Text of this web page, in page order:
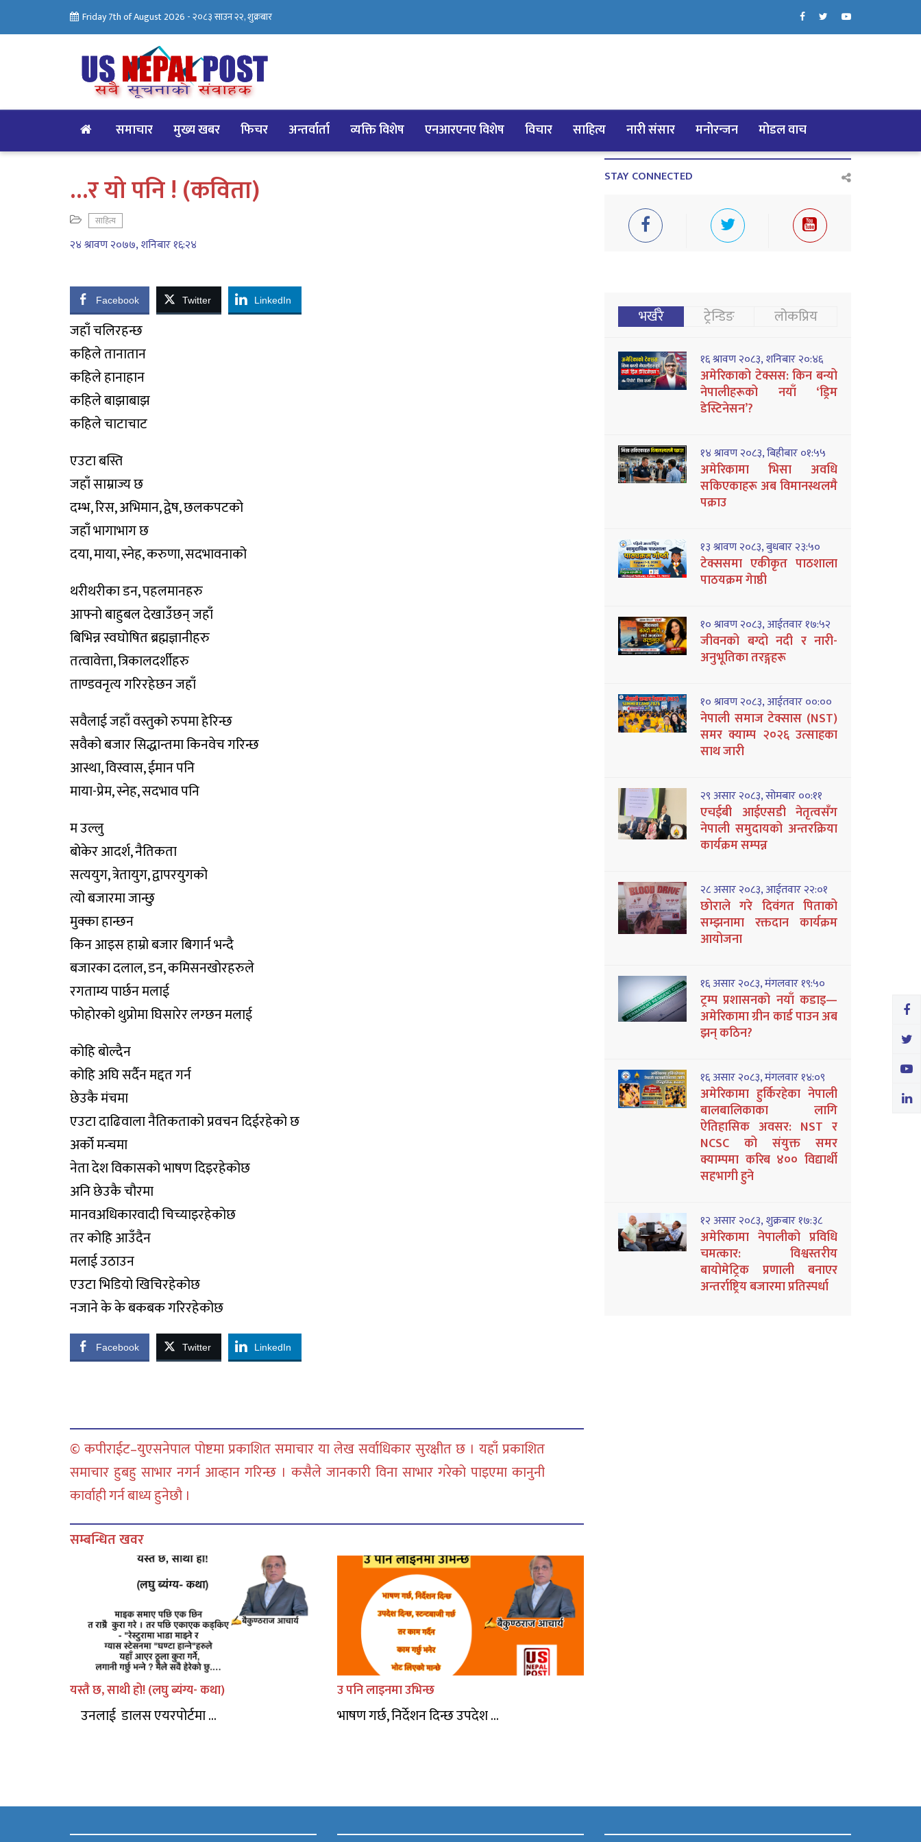
Friday 7th of August 2026 -२०८३ साउन २२, शुक्रबार
समाचार मुख्य खबर फिचर अन्तर्वार्ता व्यक्ति विशेष एनआरएनए विशेष विचार साहित्य नारी संसार मनोरन्जन मोडल वाच
…र यो पनि ! (कविता)
साहित्य
२४ श्रावण २०७७, शनिबार १६:२४
Facebook Twitter LinkedIn
जहाँ चलिरहन्छ
कहिले तानातान
कहिले हानाहान
कहिले बाझाबाझ
कहिले चाटाचाट
एउटा बस्ति
जहाँ साम्राज्य छ
दम्भ, रिस, अभिमान, द्वेष, छलकपटको
जहाँ भागाभाग छ
दया, माया, स्नेह, करुणा, सदभावनाको
थरीथरीका डन, पहलमानहरु
आफ्नो बाहुबल देखाउँछन् जहाँ
बिभिन्न स्वघोषित ब्रह्मज्ञानीहरु
तत्वावेत्ता, त्रिकालदर्शीहरु
ताण्डवनृत्य गरिरहेछन जहाँ
सवैलाई जहाँ वस्तुको रुपमा हेरिन्छ
सवैको बजार सिद्धान्तमा किनवेच गरिन्छ
आस्था, विस्वास, ईमान पनि
माया-प्रेम, स्नेह, सदभाव पनि
म उल्लु
बोकेर आदर्श, नैतिकता
सत्ययुग, त्रेतायुग, द्वापरयुगको
त्यो बजारमा जान्छु
मुक्का हान्छन
किन आइस हाम्रो बजार बिगार्न भन्दै
बजारका दलाल, डन, कमिसनखोरहरुले
रगताम्य पार्छन मलाई
फोहोरको थुप्रोमा घिसारेर लग्छन मलाई
कोहि बोल्दैन
कोहि अघि सर्दैन मद्दत गर्न
छेउकै मंचमा
एउटा दाढिवाला नैतिकताको प्रवचन दिईरहेको छ
अर्को मन्चमा
नेता देश विकासको भाषण दिइरहेकोछ
अनि छेउकै चौरमा
मानवअधिकारवादी चिच्याइरहेकोछ
तर कोहि आउँदैन
मलाई उठाउन
एउटा भिडियो खिचिरहेकोछ
नजाने के के बकबक गरिरहेकोछ
Facebook Twitter LinkedIn
© कपीराईट–युएसनेपाल पोष्टमा प्रकाशित समाचार या लेख सर्वाधिकार सुरक्षीत छ । यहाँ प्रकाशित
समाचार हुबहु साभार नगर्न आव्हान गरिन्छ । कसैले जानकारी विना साभार गरेको पाइएमा कानुनी
कार्वाही गर्न बाध्य हुनेछौ ।
सम्बन्धित खवर
यस्तै छ, साथी हो! (लघु ब्यंग्य- कथा)
उनलाई डालस एयरपोर्टमा ...
उ पनि लाइनमा उभिन्छ
भाषण गर्छ, निर्देशन दिन्छ उपदेश ...
STAY CONNECTED
भर्खरै ट्रेन्डिङ लोकप्रिय
१६ श्रावण २०८३, शनिबार २०:४६
अमेरिकाको टेक्सस: किन बन्यो
नेपालीहरूको नयाँ ‘ड्रिम
डेस्टिनेसन’?
१४ श्रावण २०८३, बिहीबार ०१:५५
अमेरिकामा भिसा अवधि
सकिएकाहरू अब विमानस्थलमै
पक्राउ
१३ श्रावण २०८३, बुधबार २३:५०
टेक्ससमा एकीकृत पाठशाला
पाठयक्रम गेाष्ठी
१० श्रावण २०८३, आईतवार १७:५२
जीवनको बग्दो नदी र नारी-
अनुभूतिका तरङ्गहरू
१० श्रावण २०८३, आईतवार ००:००
नेपाली समाज टेक्सास (NST)
समर क्याम्प २०२६ उत्साहका
साथ जारी
२९ असार २०८३, सोमबार ००:११
एचईबी आईएसडी नेतृत्वसँग
नेपाली समुदायको अन्तरक्रिया
कार्यक्रम सम्पन्न
२८ असार २०८३, आईतवार २२:०१
छोराले गरे दिवंगत पिताको
सम्झनामा रक्तदान कार्यक्रम
आयोजना
१६ असार २०८३, मंगलवार १९:५०
ट्रम्प प्रशासनको नयाँ कडाइ—
अमेरिकामा ग्रीन कार्ड पाउन अब
झन् कठिन?
१६ असार २०८३, मंगलवार १४:०९
अमेरिकामा हुर्किरहेका नेपाली
बालबालिकाका लागि
ऐतिहासिक अवसर: NST र
NCSC को संयुक्त समर
क्याम्पमा करिब ४०० विद्यार्थी
सहभागी हुने
१२ असार २०८३, शुक्रबार १७:३८
अमेरिकामा नेपालीको प्रविधि
चमत्कार: विश्वस्तरीय
बायोमेट्रिक प्रणाली बनाएर
अन्तर्राष्ट्रिय बजारमा प्रतिस्पर्धा